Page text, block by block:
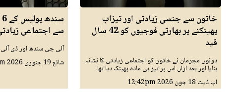
خاتون سے جنسی زیادتی اور تیزاب
پھینکنے پر بھارتی فوجیوں کو 42 سال
قید
دونوں مجرمان نے خاتون کو اجتماعی زیادتی کا نشانہ
بنایا اور بعد ازاں اس پر تیزابی مادہ پھینک دیا تھا۔
اپ ڈیٹ 18 جون 2026 12:42pm
سے اجتماعی
آئی جی سندھ اور ڈی
شائع19 جنوری 2026